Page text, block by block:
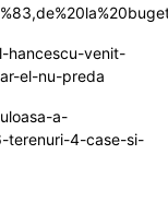
hancescu-venit-
el-nu-preda
a-
terenuri-4-case-si-